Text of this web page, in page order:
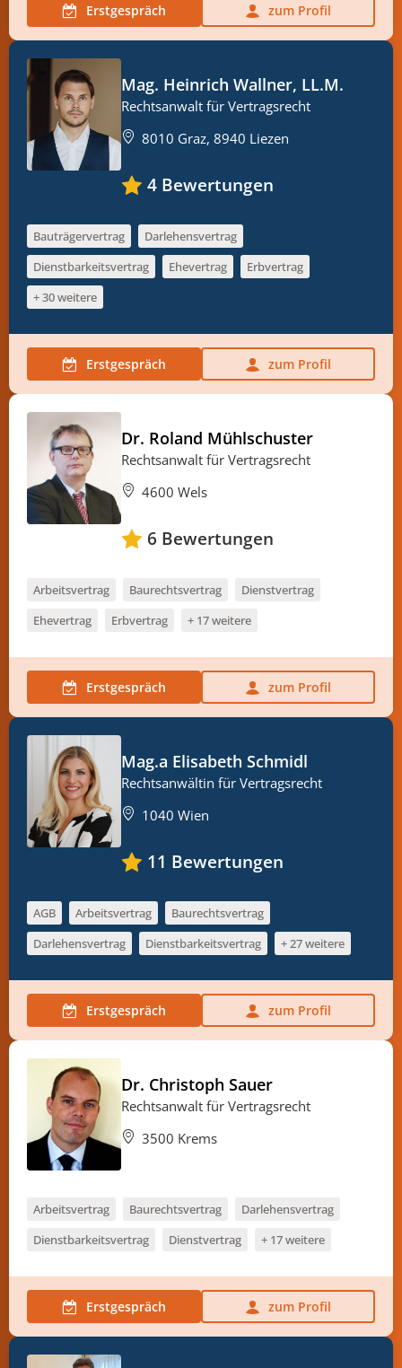
Erstgespräch zum Profil
Mag. Heinrich Wallner, LL.M.
Rechtsanwalt für Vertragsrecht
8010 Graz, 8940 Liezen
4 Bewertungen
Bauträgervertrag
Darlehensvertrag
Dienstbarkeitsvertrag
Ehevertrag
Erbvertrag
+ 30 weitere
Erstgespräch zum Profil
Dr. Roland Mühlschuster
Rechtsanwalt für Vertragsrecht
4600 Wels
6 Bewertungen
Arbeitsvertrag Baurechtsvertrag
Dienstvertrag
Ehevertrag
Erbvertrag + 17 weitere
Erstgespräch zum Profil
Mag.a Elisabeth Schmidl
Rechtsanwältin für Vertragsrecht
1040 Wien
11 Bewertungen
AGB Arbeitsvertrag
Baurechtsvertrag
Darlehensvertrag
Dienstbarkeitsvertrag + 27 weitere
Erstgespräch zum Profil
Dr. Christoph Sauer
Rechtsanwalt für Vertragsrecht
3500 Krems
Arbeitsvertrag Baurechtsvertrag
Darlehensvertrag
Dienstbarkeitsvertrag
Dienstvertrag + 17 weitere
Erstgespräch zum Profil